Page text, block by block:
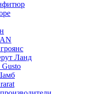
Ланд